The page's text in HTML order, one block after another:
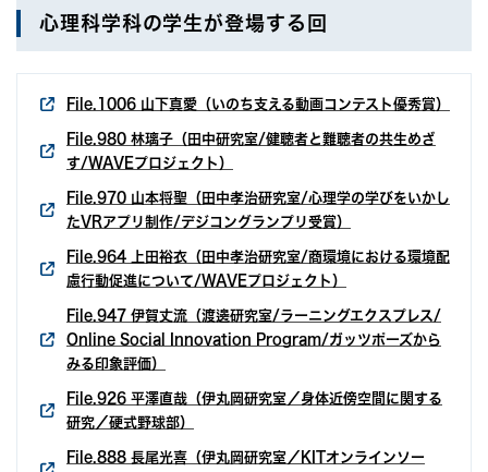
心理科学科の学生が登場する回
File.1006 山下真愛（いのち支える動画コンテスト優秀賞）
File.980 林璃子（田中研究室/健聴者と難聴者の共生めざ
す/WAVEプロジェクト）
File.970 山本将聖（田中孝治研究室/心理学の学びをいかし
たVRアプリ制作/デジコングランプリ受賞）
File.964 上田裕衣（田中孝治研究室/商環境における環境配
慮行動促進について/WAVEプロジェクト）
File.947 伊賀丈流（渡邊研究室/ラーニングエクスプレス/
Online Social Innovation Program/ガッツポーズから
みる印象評価）
File.926 平澤直哉（伊丸岡研究室／身体近傍空間に関する
研究／硬式野球部）
File.888 長尾光喜（伊丸岡研究室／KITオンラインソー